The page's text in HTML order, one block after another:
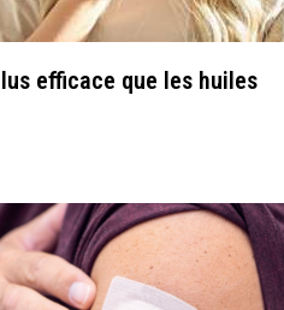
efficace que les huiles